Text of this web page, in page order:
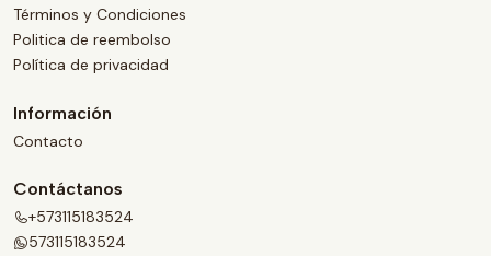
Términos y Condiciones
Politica de reembolso
Política de privacidad
Información
Contacto
Contáctanos
+573115183524
573115183524